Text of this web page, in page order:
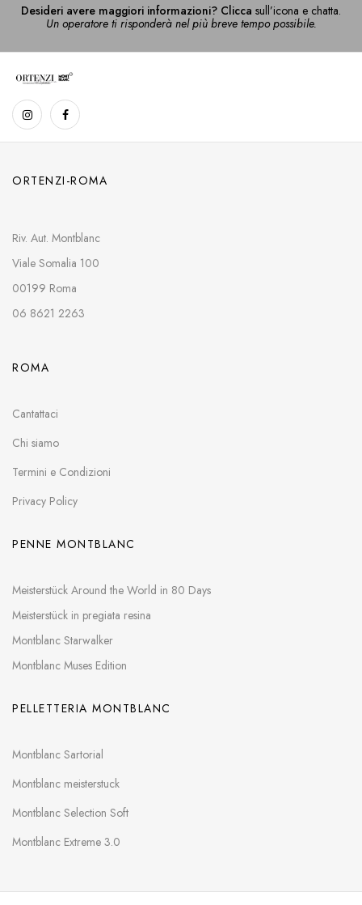
Desideri avere maggiori informazioni? Clicca sull’icona e chatta.
Un operatore ti risponderà nel più breve tempo possibile.
ORTENZI-ROMA
Riv. Aut. Montblanc
Viale Somalia 100
00199 Roma
06 8621 2263
ROMA
Cantattaci
Chi siamo
Termini e Condizioni
Privacy Policy
PENNE MONTBLANC
Meisterstück Around the World in 80 Days
Meisterstück in pregiata resina
Montblanc Starwalker
Montblanc Muses Edition
PELLETTERIA MONTBLANC
Montblanc Sartorial
Montblanc meisterstuck
Montblanc Selection Soft
Montblanc Extreme 3.0